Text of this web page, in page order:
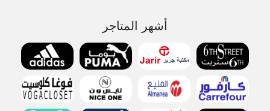
أشهر المتاجر